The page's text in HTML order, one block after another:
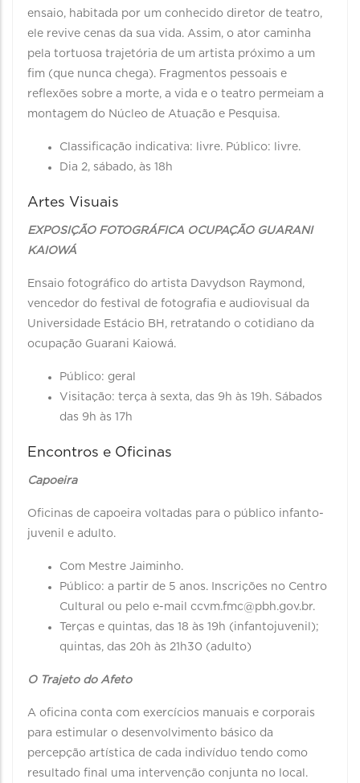
ensaio, habitada por um conhecido diretor de teatro,
ele revive cenas da sua vida. Assim, o ator caminha
pela tortuosa trajetória de um artista próximo a um
fim (que nunca chega). Fragmentos pessoais e
reflexões sobre a morte, a vida e o teatro permeiam a
montagem do Núcleo de Atuação e Pesquisa.
Classificação indicativa: livre. Público: livre.
Dia 2, sábado, às 18h
Artes Visuais
EXPOSIÇÃO FOTOGRÁFICA OCUPAÇÃO GUARANI
KAIOWÁ
Ensaio fotográfico do artista Davydson Raymond,
vencedor do festival de fotografia e audiovisual da
Universidade Estácio BH, retratando o cotidiano da
ocupação Guarani Kaiowá.
Público: geral
Visitação: terça à sexta, das 9h às 19h. Sábados
das 9h às 17h
Encontros e Oficinas
Capoeira
Oficinas de capoeira voltadas para o público infanto-
juvenil e adulto.
Com Mestre Jaiminho.
Público: a partir de 5 anos. Inscrições no Centro
Cultural ou pelo e-mail ccvm.fmc@pbh.gov.br.
Terças e quintas, das 18 às 19h (infantojuvenil);
quintas, das 20h às 21h30 (adulto)
O Trajeto do Afeto
A oficina conta com exercícios manuais e corporais
para estimular o desenvolvimento básico da
percepção artística de cada indivíduo tendo como
resultado final uma intervenção conjunta no local.